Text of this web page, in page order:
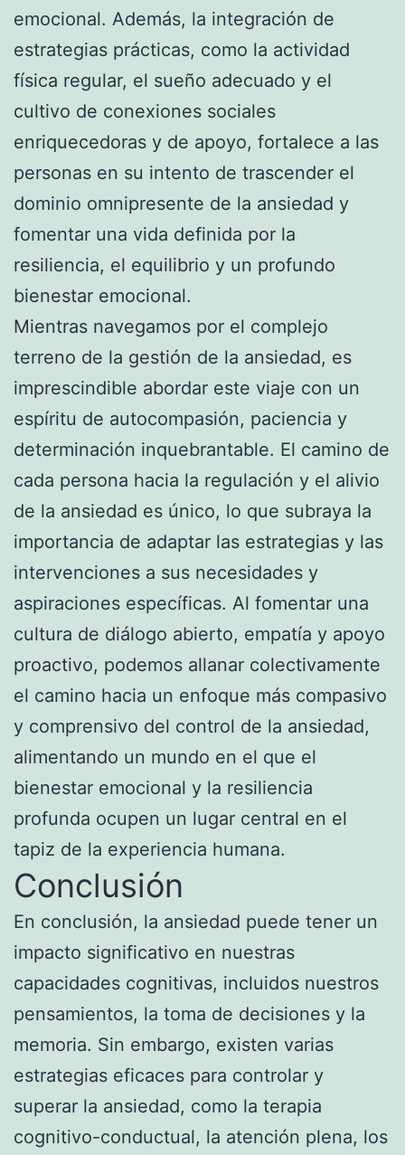
emocional. Además, la integración de
estrategias prácticas, como la actividad
física regular, el sueño adecuado y el
cultivo de conexiones sociales
enriquecedoras y de apoyo, fortalece a las
personas en su intento de trascender el
dominio omnipresente de la ansiedad y
fomentar una vida definida por la
resiliencia, el equilibrio y un profundo
bienestar emocional.
Mientras navegamos por el complejo
terreno de la gestión de la ansiedad, es
imprescindible abordar este viaje con un
espíritu de autocompasión, paciencia y
determinación inquebrantable. El camino de
cada persona hacia la regulación y el alivio
de la ansiedad es único, lo que subraya la
importancia de adaptar las estrategias y las
intervenciones a sus necesidades y
aspiraciones específicas. Al fomentar una
cultura de diálogo abierto, empatía y apoyo
proactivo, podemos allanar colectivamente
el camino hacia un enfoque más compasivo
y comprensivo del control de la ansiedad,
alimentando un mundo en el que el
bienestar emocional y la resiliencia
profunda ocupen un lugar central en el
tapiz de la experiencia humana.
Conclusión
En conclusión, la ansiedad puede tener un
impacto significativo en nuestras
capacidades cognitivas, incluidos nuestros
pensamientos, la toma de decisiones y la
memoria. Sin embargo, existen varias
estrategias eficaces para controlar y
superar la ansiedad, como la terapia
cognitivo-conductual, la atención plena, los